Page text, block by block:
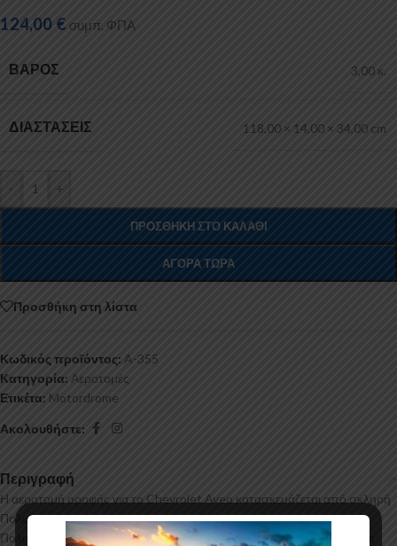
124,00 € συμπ. ΦΠΑ
ΒΆΡΟΣ 3,00 κ.
ΔΙΑΣΤΆΣΕΙΣ 118,00 × 14,00 × 34,00 cm
- +
ΠΡΟΣΘΉΚΗ ΣΤΟ ΚΑΛΆΘΙ
ΑΓΟΡΆ ΤΏΡΑ
Προσθήκη στη λίστα
Κωδικός προϊόντος: A-355
Κατηγορία: Αεροτομές
Ετικέτα: Motordrome
Ακολουθήστε:
Περιγραφή
Η αεροτομή οροφής για το Chevrolet Aveo κατασκευάζεται από σκληρή
Πολυουρεθάνη υψηλής πιέσεως και ΟΧΙ από πολυεστέρα. Η
Πολυουρεθάνη είναι ένα πιο ανθεκτικό και ακριβό υλικό με εύκολη και